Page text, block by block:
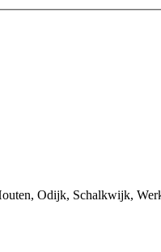
Odijk, Schalkwijk,